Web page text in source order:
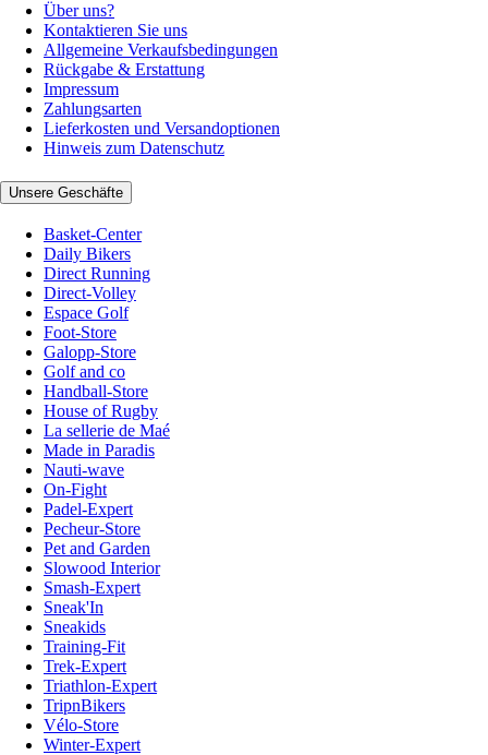
Über uns?
Kontaktieren Sie uns
Allgemeine Verkaufsbedingungen
Rückgabe & Erstattung
Impressum
Zahlungsarten
Lieferkosten und Versandoptionen
Hinweis zum Datenschutz
Unsere Geschäfte
Basket-Center
Daily Bikers
Direct Running
Direct-Volley
Espace Golf
Foot-Store
Galopp-Store
Golf and co
Handball-Store
House of Rugby
La sellerie de Maé
Made in Paradis
Nauti-wave
On-Fight
Padel-Expert
Pecheur-Store
Pet and Garden
Slowood Interior
Smash-Expert
Sneak'In
Sneakids
Training-Fit
Trek-Expert
Triathlon-Expert
TripnBikers
Vélo-Store
Winter-Expert